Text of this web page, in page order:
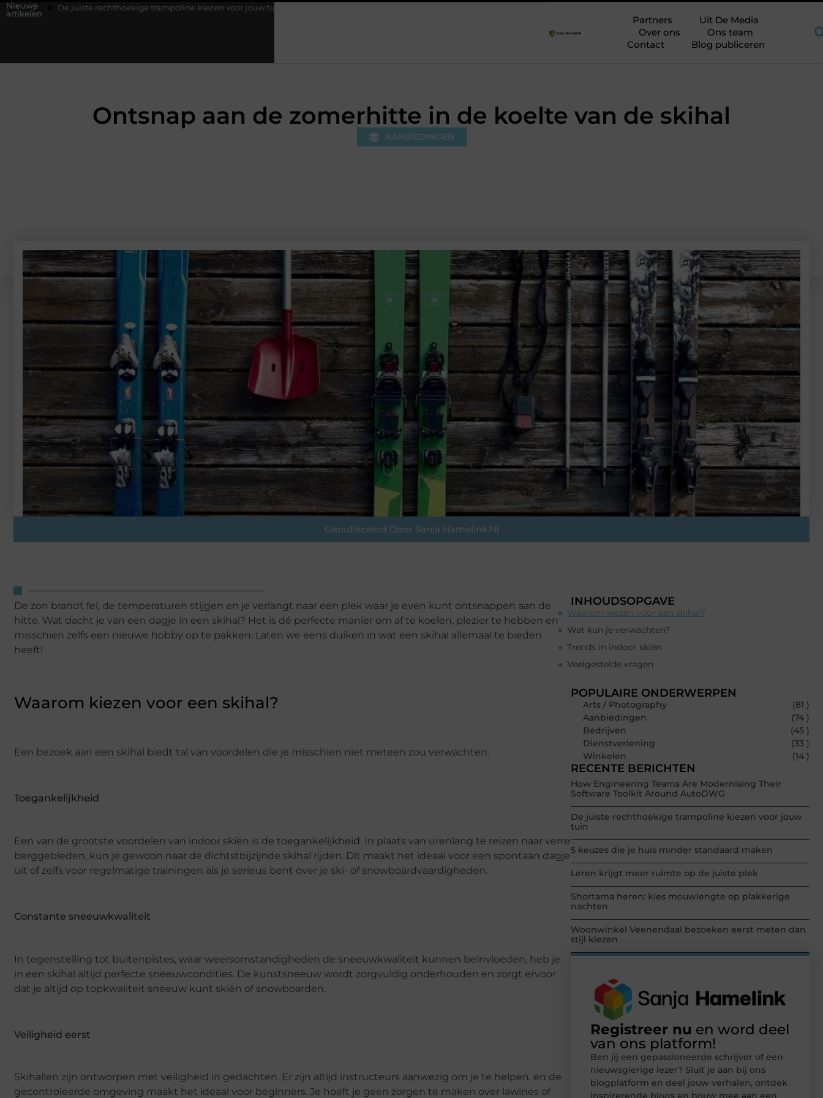
Nieuwe
artikelen
juiste rechthoekige trampoline kiezen voor jouw tuin 5 keuzes die je huis minder standaard maken
Partners
Uit De Media
Over ons
Ons team
Contact
Blog publiceren
Ontsnap aan de zomerhitte in de koelte van de skihal
AANBIEDINGEN
Gepubliceerd Door Sanja Hamelink.nl
De zon brandt fel, de temperaturen stijgen en je verlangt naar een plek waar je even kunt ontsnappen aan de
hitte. Wat dacht je van een dagje in een skihal? Het is dé perfecte manier om af te koelen, plezier te hebben en
misschien zelfs een nieuwe hobby op te pakken. Laten we eens duiken in wat een skihal allemaal te bieden
heeft!
Waarom kiezen voor een skihal?
Een bezoek aan een skihal biedt tal van voordelen die je misschien niet meteen zou verwachten.
Toegankelijkheid
Een van de grootste voordelen van indoor skiën is de toegankelijkheid. In plaats van urenlang te reizen naar verre
berggebieden, kun je gewoon naar de dichtstbijzijnde skihal rijden. Dit maakt het ideaal voor een spontaan dagje
uit of zelfs voor regelmatige trainingen als je serieus bent over je ski- of snowboardvaardigheden.
Constante sneeuwkwaliteit
In tegenstelling tot buitenpistes, waar weersomstandigheden de sneeuwkwaliteit kunnen beïnvloeden, heb je
in een skihal altijd perfecte sneeuwcondities. De kunstsneeuw wordt zorgvuldig onderhouden en zorgt ervoor
dat je altijd op topkwaliteit sneeuw kunt skiën of snowboarden.
Veiligheid eerst
Skihallen zijn ontworpen met veiligheid in gedachten. Er zijn altijd instructeurs aanwezig om je te helpen, en de
gecontroleerde omgeving maakt het ideaal voor beginners. Je hoeft je geen zorgen te maken over lawines of
INHOUDSOPGAVE
Waarom kiezen voor een skihal?
Wat kun je verwachten?
Trends in indoor skiën
Veelgestelde vragen
POPULAIRE ONDERWERPEN
Arts / Photography
(81 )
Aanbiedingen
(74 )
Bedrijven
(45 )
Dienstverlening
(33 )
Winkelen
(14 )
RECENTE BERICHTEN
How Engineering Teams Are Modernising Their
Software Toolkit Around AutoDWG
De juiste rechthoekige trampoline kiezen voor jouw
tuin
5 keuzes die je huis minder standaard maken
Leren krijgt meer ruimte op de juiste plek
Shortama heren: kies mouwlengte op plakkerige
nachten
Woonwinkel Veenendaal bezoeken eerst meten dan
stijl kiezen
Registreer nu en word deel
van ons platform!
Ben jij een gepassioneerde schrijver of een
nieuwsgierige lezer? Sluit je aan bij ons
blogplatform en deel jouw verhalen, ontdek
inspirerende blogs en bouw mee aan een